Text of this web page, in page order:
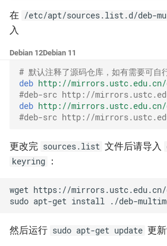
Nix Channels
NVIDIA Container 运行时库
Packaging Gitea 打包
Raspberrypi
ROS
ROS2
ROS distributions
在 /etc/apt/sources.list.d/deb-
入
Debian 12Debian 11
# 默认注释了源码仓库，如有需要可自
deb http://mirrors.ustc.edu.cn/
#deb-src http://
deb http://mirrors.ustc.edu.cn/
#deb-src http://
更改完 sources.list 文件后请导入
keyring
：
wget
sudo apt-get install
然后运行 sudo apt-get update 更